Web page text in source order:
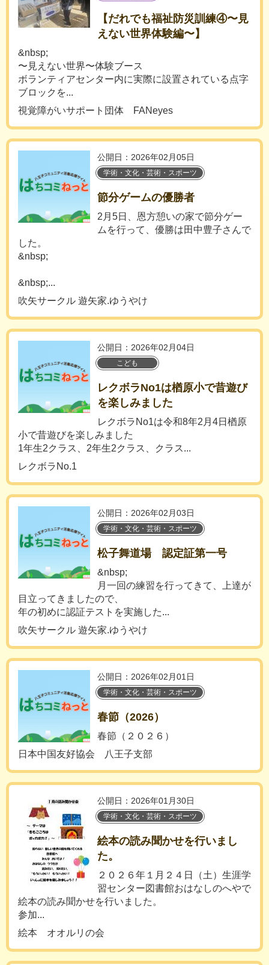
【だれでも福祉防災訓練④〜見
えない世界体験編〜】
&nbsp;
〜見えない世界〜体験ブース
ボランティアセンター内に実際に設置されている点字
ブロックを...
視覚障がいサポート団体 FANeyes
公開日：2026年02月05日
学術・文化・芸術・スポーツ
節分ゲームの優勝者
2月5日、恩方憩いの家で節分ゲー
ムを行って、優勝は田中豊子さんで
した。
&nbsp;
&nbsp;...
吹矢サークル 遊矢家.ゆうやけ
公開日：2026年02月04日
こども
レクボラNo1は楢原小で昔遊び
を楽しみました
レクボラNo1は令和8年2月4日楢原
小で昔遊びを楽しみました
1年生2クラス、2年生2クラス、クラス...
レクボラNo.1
公開日：2026年02月03日
学術・文化・芸術・スポーツ
松子舞道場 認定証第一号
&nbsp;
月一回の練習を行ってきて、上達が
目立ってきましたので、
年の初めに認証テストを実施した...
吹矢サークル 遊矢家.ゆうやけ
公開日：2026年02月01日
学術・文化・芸術・スポーツ
春節（2026）
春節（２０２６）
日本中国友好協会 八王子支部
公開日：2026年01月30日
学術・文化・芸術・スポーツ
絵本の読み聞かせを行いまし
た。
２０２６年１月２４日（土）生涯学
習センター図書館おはなしのへやで
絵本の読み聞かせを行いました。
参加...
絵本 オオルリの会